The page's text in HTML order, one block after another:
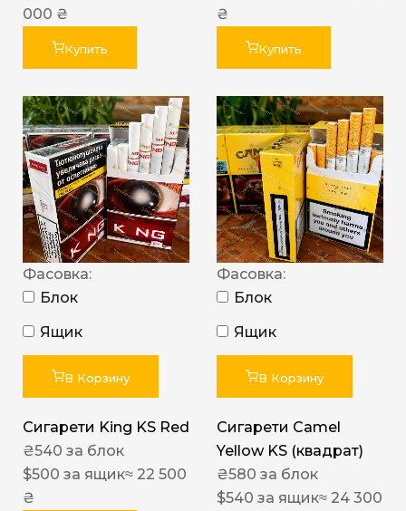
000 ₴
Купить
₴
Купить
Фасовка:
Блок
Ящик
В Корзину
Сигарети King KS Red
₴540 за блок
$500 за ящик≈ 22 500
₴
Фасовка:
Блок
Ящик
В Корзину
Сигарети Camel
Yellow KS (квадрат)
₴580 за блок
$540 за ящик≈ 24 300